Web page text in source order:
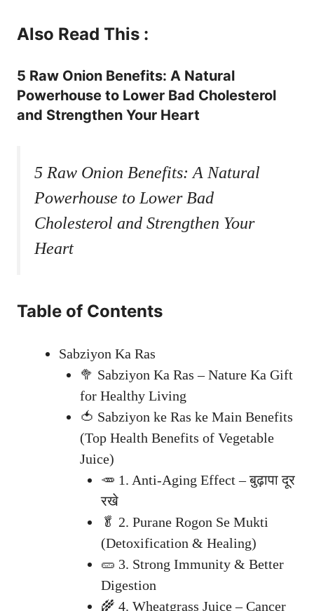
Also Read This :
5 Raw Onion Benefits: A Natural
Powerhouse to Lower Bad Cholesterol
and Strengthen Your Heart
5 Raw Onion Benefits: A Natural
Powerhouse to Lower Bad
Cholesterol and Strengthen Your
Heart
Table of Contents
Sabziyon Ka Ras
🥦 Sabziyon Ka Ras – Nature Ka Gift
for Healthy Living
🍅 Sabziyon ke Ras ke Main Benefits
(Top Health Benefits of Vegetable
Juice)
🥕 1. Anti-Aging Effect – बुढ़ापा दूर
रखे
🥬 2. Purane Rogon Se Mukti
(Detoxification & Healing)
🥒 3. Strong Immunity & Better
Digestion
🌾 4. Wheatgrass Juice – Cancer